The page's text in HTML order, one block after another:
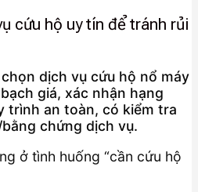
cứu hộ uy tín để tránh rủi
dịch vụ cứu hộ nổ máy
giá, xác nhận hạng
trình an toàn, có kiểm tra
chứng dịch vụ.
ở tình huống “cần cứu hộ